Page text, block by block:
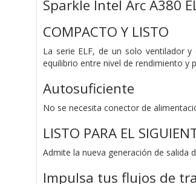
Sparkle Intel Arc A380
COMPACTO Y LISTO
La serie ELF, de un solo ventilador
equilibrio entre nivel de rendimiento y
Autosuficiente
No se necesita conector de
LISTO PARA EL
Admite la nueva generación de salida
Impulsa tus flujos de